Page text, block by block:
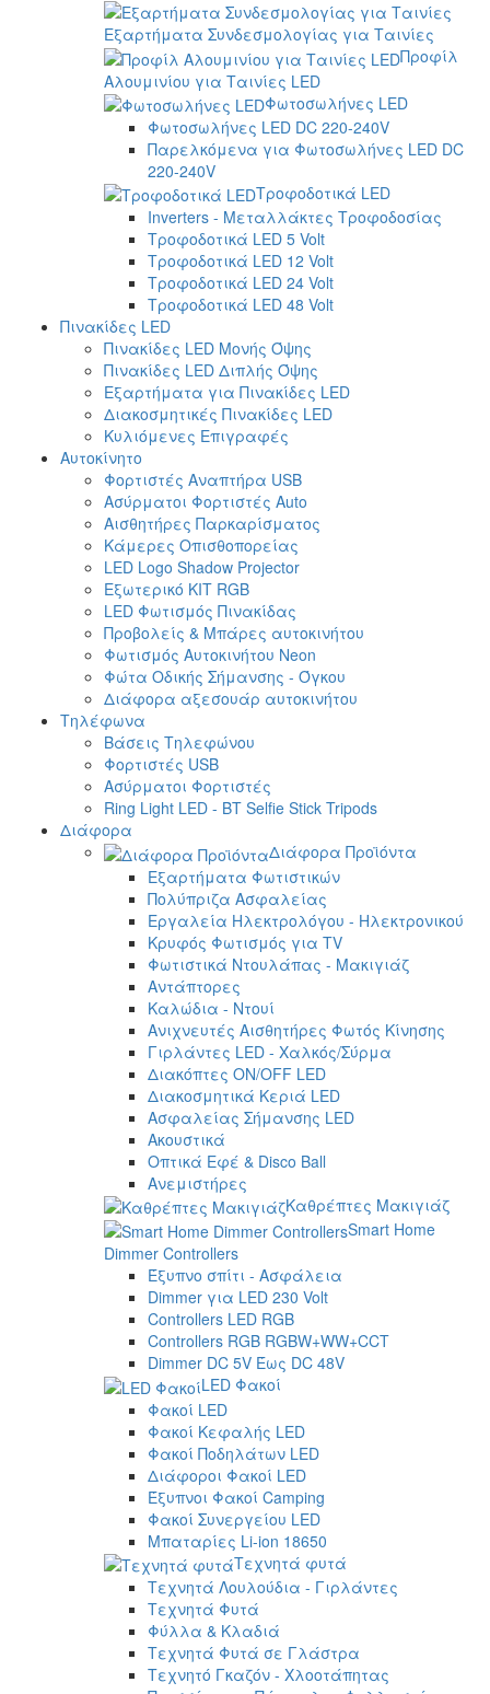
Εξαρτήματα Συνδεσμολογίας για Ταινίες
Προφίλ
Αλουμινίου για Ταινίες LED
Φωτοσωλήνες LED
Φωτοσωλήνες LED DC 220-240V
Παρελκόμενα για Φωτοσωλήνες LED DC
220-240V
Τροφοδοτικά LED
Inverters - Μεταλλάκτες Τροφοδοσίας
Τροφοδοτικά LED 5 Volt
Τροφοδοτικά LED 12 Volt
Τροφοδοτικά LED 24 Volt
Τροφοδοτικά LED 48 Volt
Πινακίδες LED
Πινακίδες LED Μονής Όψης
Πινακίδες LED Διπλής Όψης
Εξαρτήματα για Πινακίδες LED
Διακοσμητικές Πινακίδες LED
Κυλιόμενες Επιγραφές
Αυτοκίνητο
Φορτιστές Αναπτήρα USB
Ασύρματοι Φορτιστές Auto
Αισθητήρες Παρκαρίσματος
Κάμερες Οπισθοπορείας
LED Logo Shadow Projector
Εξωτερικό ΚΙΤ RGB
LED Φωτισμός Πινακίδας
Προβολείς & Μπάρες αυτοκινήτου
Φωτισμός Αυτοκινήτου Neon
Φώτα Οδικής Σήμανσης - Όγκου
Διάφορα αξεσουάρ αυτοκινήτου
Τηλέφωνα
Βάσεις Τηλεφώνου
Φορτιστές USB
Ασύρματοι Φορτιστές
Ring Light LED - BT Selfie Stick Tripods
Διάφορα
Διάφορα Προϊόντα
Εξαρτήματα Φωτιστικών
Πολύπριζα Ασφαλείας
Εργαλεία Ηλεκτρολόγου - Ηλεκτρονικού
Κρυφός Φωτισμός για TV
Φωτιστικά Ντουλάπας - Μακιγιάζ
Αντάπτορες
Καλώδια - Ντουί
Ανιχνευτές Αισθητήρες Φωτός Κίνησης
Γιρλάντες LED - Χαλκός/Σύρμα
Διακόπτες ON/OFF LED
Διακοσμητικά Κεριά LED
Ασφαλείας Σήμανσης LED
Ακουστικά
Οπτικά Εφέ & Disco Ball
Ανεμιστήρες
Καθρέπτες Μακιγιάζ
Smart Home
Dimmer Controllers
Έξυπνο σπίτι - Ασφάλεια
Dimmer για LED 230 Volt
Controllers LED RGB
Controllers RGB RGBW+WW+CCT
Dimmer DC 5V Έως DC 48V
LED Φακοί
Φακοί LED
Φακοί Κεφαλής LED
Φακοί Ποδηλάτων LED
Διάφοροι Φακοί LED
Έξυπνοι Φακοί Camping
Φακοί Συνεργείου LED
Μπαταρίες Li-ion 18650
Τεχνητά φυτά
Τεχνητά Λουλούδια - Γιρλάντες
Τεχνητά Φυτά
Φύλλα & Κλαδιά
Τεχνητά Φυτά σε Γλάστρα
Τεχνητό Γκαζόν - Χλοοτάπητας